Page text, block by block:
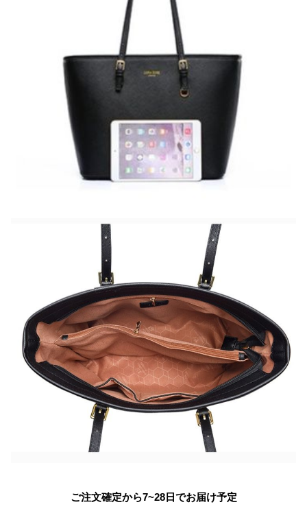
ご注文確定から7~28日でお届け予定